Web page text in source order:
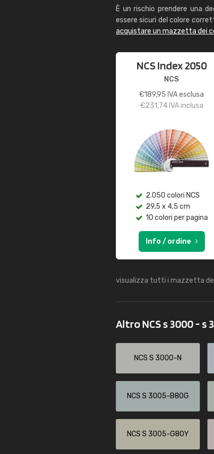
È un rischio prendere una
essere sicuri del colore
acquistare un mazzetta dei
NCS Index 2050
NCS
€189,95 IVA esclusa
€231,74IVA inclusa
2.050 colori NCS
29,5 x 4,5 cm
10 colori per pagina
Info / ordine
visualizza tutti i mazzetta dei
Altro NCS s 3000 - s
NCS S 3000-N
NCS S 3005-B80G
NCS S 3005-G80Y